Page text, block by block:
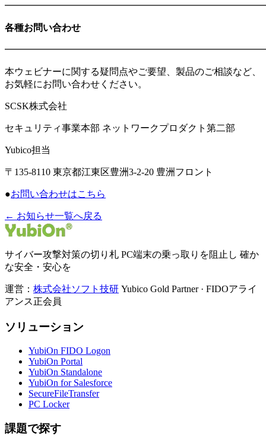
各種お問い合わせ
本ウェビナーに関する疑問点やご要望、製品のご相談など、
お気軽にお問い合わせください。
SCSK株式会社
セキュリティ事業本部 ネットワークプロダクト第二部
Yubico担当
〒135-8110 東京都江東区豊洲3-2-20 豊洲フロント
●お問い合わせはこちら
← お知らせ一覧へ戻る
サイバー攻撃対策の切り札 PC端末の乗っ取りを阻止し 確か
な安全・安心を
運営： 株式会社ソフト技研 Yubico Gold Partner · FIDOアライ
アンス正会員
ソリューション
YubiOn FIDO Logon
YubiOn Portal
YubiOn Standalone
YubiOn for Salesforce
SecureFileTransfer
PC Locker
課題で探す